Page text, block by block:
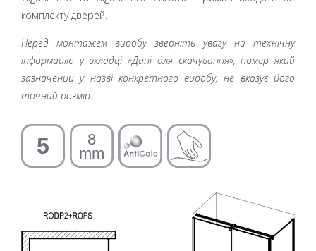
комплекту дверей.
Перед монтажем виробу зверніть увагу на технічну
інформацію у вкладці «Дані для скачування», номер який
зазначений у назві конкретного виробу, не вказує його
точний розмір.